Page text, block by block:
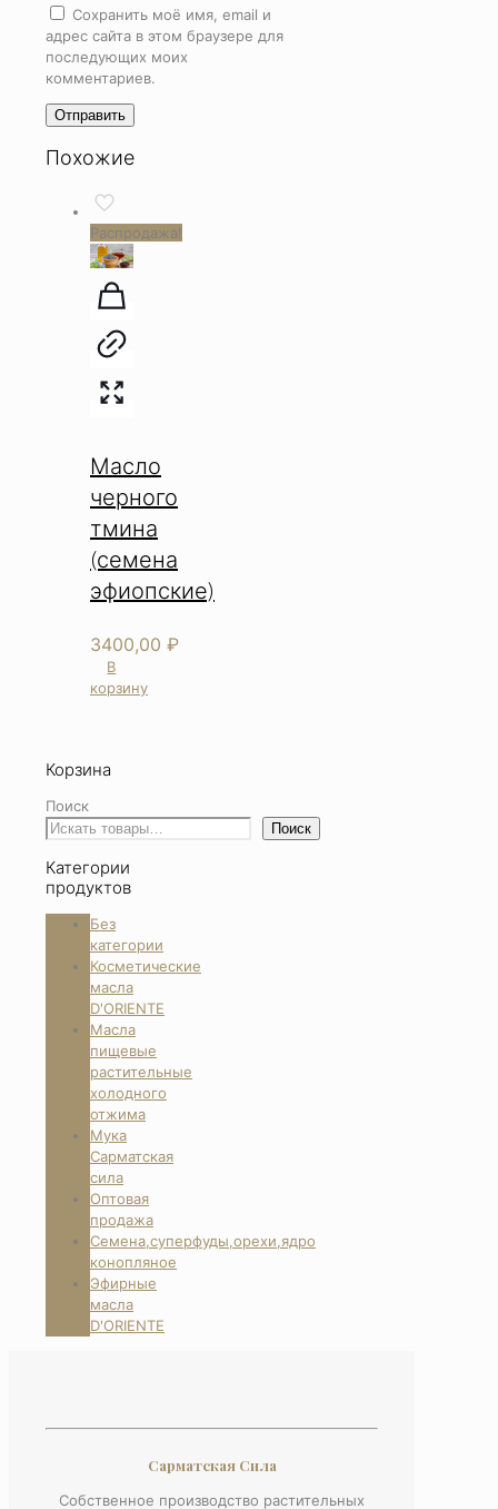
Сохранить моё имя, email и
адрес сайта в этом браузере для
последующих моих
комментариев.
Похожие
Распродажа!
Масло
черного
тмина
(семена
эфиопские)
3400,00 ₽
В
корзину
Корзина
Поиск
Поиск
Категории
продуктов
Без
категории
Косметические
масла
D'ORIENTE
Масла
пищевые
растительные
холодного
отжима
Мука
Сарматская
сила
Оптовая
продажа
Семена,суперфуды,орехи,ядро
конопляное
Эфирные
масла
D'ORIENTE
Сарматская Сила
Собственное производство растительных